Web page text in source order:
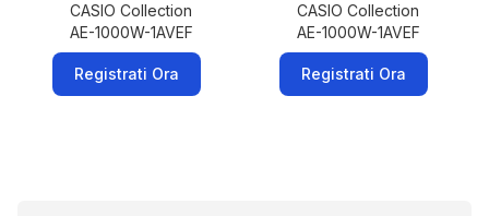
CASIO Collection
AE-1000W-1AVEF
Registrati Ora
CASIO Collection
AE-1000W-1AVEF
Registrati Ora